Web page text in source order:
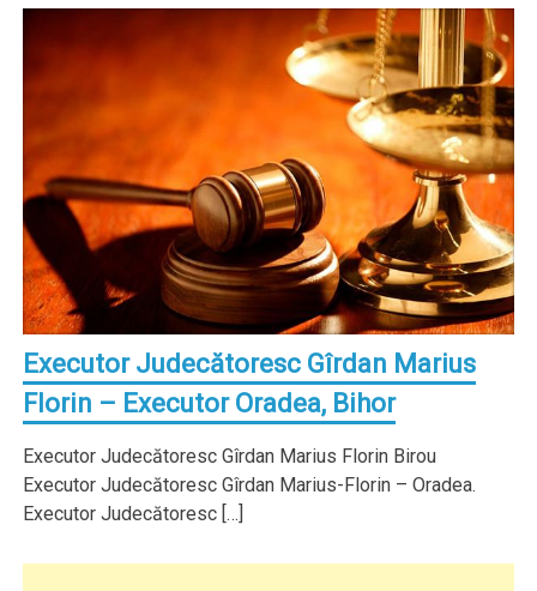
Executor Judecătoresc Gîrdan Marius
Florin – Executor Oradea, Bihor
Executor Judecătoresc Gîrdan Marius Florin Birou
Executor Judecătoresc Gîrdan Marius-Florin – Oradea.
Executor Judecătoresc […]